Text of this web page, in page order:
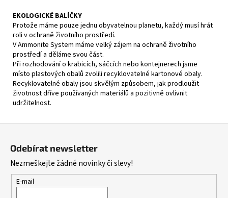
EKOLOGICKÉ BALÍČKY
Protože máme pouze jednu obyvatelnou planetu, každý musí hrát
roli v ochraně životního prostředí.
V Ammonite System máme velký zájem na ochraně životního
prostředí a děláme svou část.
Při rozhodování o krabicích, sáčcích nebo kontejnerech jsme
místo plastových obalů zvolili recyklovatelné kartonové obaly.
Recyklovatelné obaly jsou skvělým způsobem, jak prodloužit
životnost dříve používaných materiálů a pozitivně ovlivnit
udržitelnost.
Odebírat newsletter
Nezmeškejte žádné novinky či slevy!
E-mail